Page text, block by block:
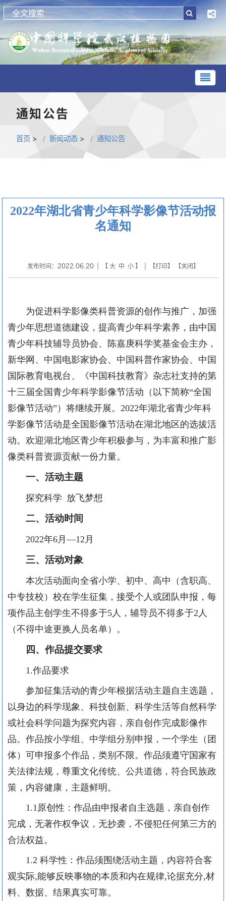
通知公告
首页 > 新闻动态 > 通知公告
2022年湖北省青少年科学影像节活动报
名通知
发布时间： 2022.06.20| 【 大 中 小】 | 【打印】 【关闭】
为促进科学影像类科普资源的创作与推广，加强
青少年思想道德建设，提高青少年科学素养，由中国
青少年科技辅导员协会、陈嘉庚科学奖基金会主办，
新华网、中国电影家协会、中国科普作家协会、中国
国际教育电视台、《中国科技教育》杂志社支持的第
十三届全国青少年科学影像节活动（以下简称“全国
影像节活动”）将继续开展。2022年湖北省青少年科
学影像节活动是全国影像节活动在湖北地区的选拔活
动。欢迎湖北地区青少年积极参与，为丰富和推广影
像类科普资源贡献一份力量。
一、活动主题
探究科学 放飞梦想
二、活动时间
2022年6 月—12月
三、活动对象
本次活动面向全省小学、初中、高中（含职高、
中专技校）校在学生征集，接受个人或团队申报，每
项作品主创学生不得多于5人 ，辅导员不得多于2人
（不得中途更换人员名单）。
四、作品提交要求
1.作品要求
参加征集活动的青少年根据活动主题自主选题，
以身边的科学现象、科技创新、科学生活等自然科学
或社会科学问题为探究内容，亲自创作完成影像作
品。作品按小学组、中学组分别申报，一个学生（团
体）可申报多个作品，类别不限。作品须遵守国家有
关法律法规，尊重文化传统、公共道德，符合民族政
策，内容健康，主题鲜明。
1.1原创性：作品由申报者自主选题，亲自创作
完成，无著作权争议，无抄袭，不侵犯任何第三方的
合法权益。
1.2 科学性 ：作品须围绕活动主题，内容符合客
观实际,能够反映事物的本质和内在规律,论据充分,材
料、数据、结果真实可靠。